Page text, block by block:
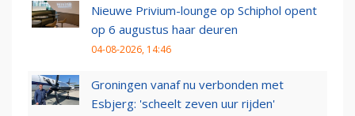
Nieuwe Privium-lounge op Schiphol opent
op 6 augustus haar deuren
04-08-2026, 14:46
Groningen vanaf nu verbonden met
Esbjerg: 'scheelt zeven uur rijden'